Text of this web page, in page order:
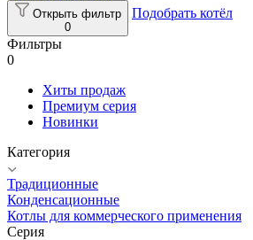
Открыть фильтр
0
Подобрать котёл
Фильтры
0
Хиты продаж
Премиум серия
Новинки
Категория
Традиционные
Конденсационные
Котлы для коммерческого применения
Серия